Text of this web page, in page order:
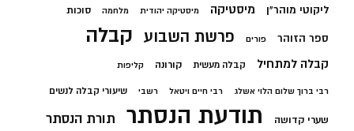
ליקוטי מוהר"ן מיסטיקה מיסטיקה יהודית מלחמה סוכות
ספר הזוהר פורים פרשת השבוע קבלה
קבלה למתחיל קבלה מעשית קורונה קליפות
רבי ברוך שלום הלוי אשלג רבי חיים ויטאל רשבי שיעורי קבלה לנשים
שערי קדושה תודעת הנסתר תורת הנסתר